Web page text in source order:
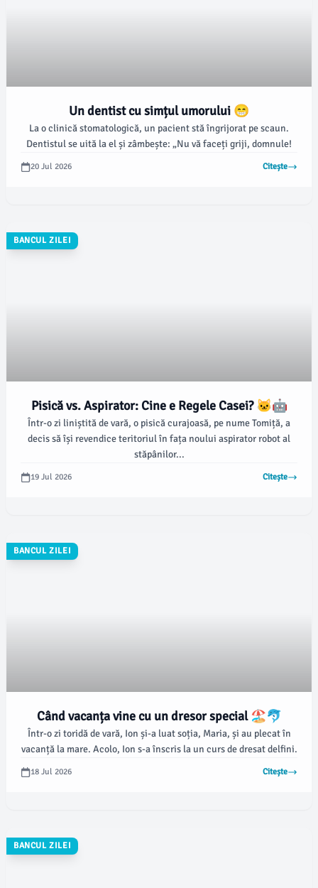
Un dentist cu simțul umorului 😁
La o clinică stomatologică, un pacient stă îngrijorat pe scaun.
Dentistul se uită la el și zâmbește: „Nu vă faceți griji, domnule!
20 Jul 2026 Citește
BANCUL ZILEI
Pisică vs. Aspirator: Cine e Regele Casei? 🐱🤖
Într-o zi liniștită de vară, o pisică curajoasă, pe nume Tomiță, a
decis să își revendice teritoriul în fața noului aspirator robot al
stăpânilor...
19 Jul 2026 Citește
BANCUL ZILEI
Când vacanța vine cu un dresor special 🏖️🐬
Într-o zi toridă de vară, Ion și-a luat soția, Maria, și au plecat în
vacanță la mare. Acolo, Ion s-a înscris la un curs de dresat delfini.
18 Jul 2026 Citește
BANCUL ZILEI